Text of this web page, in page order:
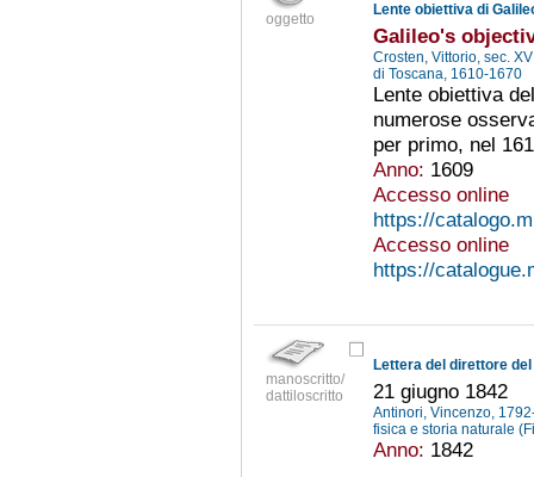
oggetto
Lente obiettiva di
Galileo's
Crosten, Vittorio, sec.
di Toscana, 1610-1670
Lente obiettiva
numerose
per primo, nel
Anno: 1609
Accesso online
https://
Accesso online
https://
manoscritto/
dattiloscritto
21 giugno 1842
Antinori, Vincenzo,
fisica e storia naturale
Anno: 1842